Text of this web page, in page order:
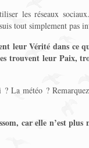
les réseaux
tout simplement pas
leur Vérité dans ce
trouvent leur Paix,
météo ?
car elle n’est plus